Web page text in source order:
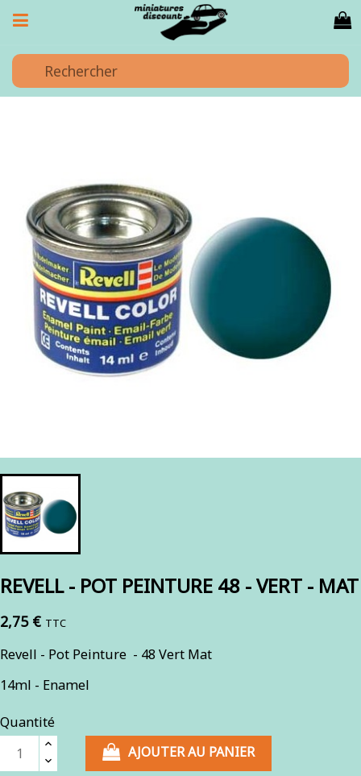
REVELL - POT PEINTURE 48 - VERT - MAT
2,75 € TTC
Revell - Pot Peinture - 48 Vert Mat
14ml - Enamel
Quantité
AJOUTER AU PANIER